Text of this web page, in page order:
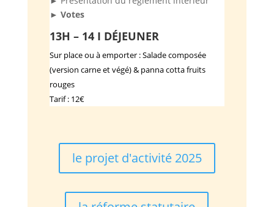
► Votes
13H – 14 I DÉJEUNER
Sur place ou à emporter : Salade composée
(version carne et végé) & panna cotta fruits
rouges
Tarif : 12€
le projet d'activité 2025